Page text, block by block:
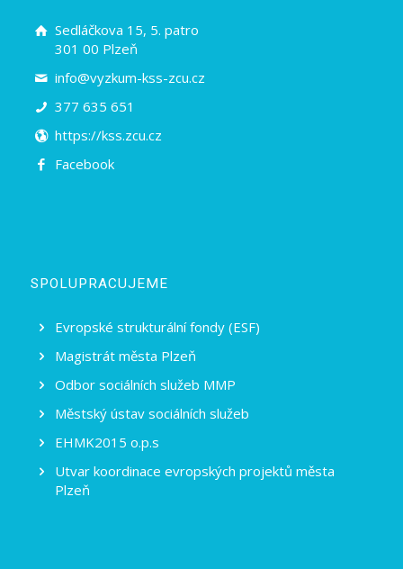
Sedláčkova 15, 5. patro
301 00 Plzeň
info@vyzkum-kss-zcu.cz
377 635 651
https://kss.zcu.cz
Facebook
SPOLUPRACUJEME
Evropské strukturální fondy (ESF)
Magistrát města Plzeň
Odbor sociálních služeb MMP
Městský ústav sociálních služeb
EHMK2015 o.p.s
Utvar koordinace evropských projektů města
Plzeň